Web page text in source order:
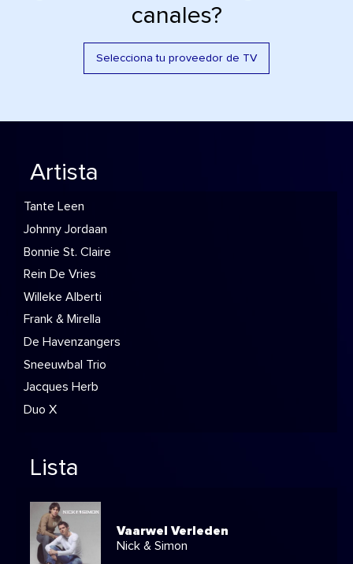
canales?
Selecciona tu proveedor de TV
Artista
Tante Leen
Johnny Jordaan
Bonnie St. Claire
Rein De Vries
Willeke Alberti
Frank & Mirella
De Havenzangers
Sneeuwbal Trio
Jacques Herb
Duo X
Lista
Vaarwel Verleden
Nick & Simon